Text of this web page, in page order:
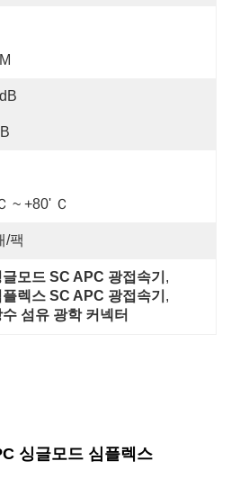
~ +80' Ｃ
/팩
글모드 SC APC 광접속기 ,
플렉스 SC APC 광접속기 ,
수 섬유 광학 커넥터
싱글모드 심플렉스